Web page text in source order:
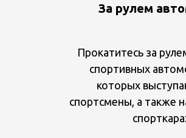
За рулем
Прокатитесь за
спортивных
которых
спортсмены, а также